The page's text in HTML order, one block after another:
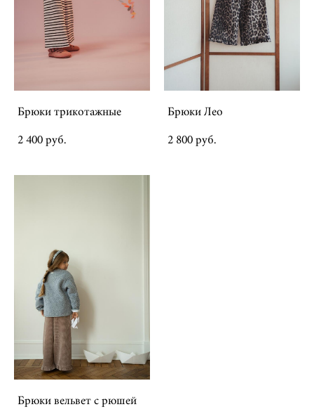
Брюки трикотажные
2 400 pуб.
Брюки Лео
2 800 pуб.
Брюки вельвет с рюшей